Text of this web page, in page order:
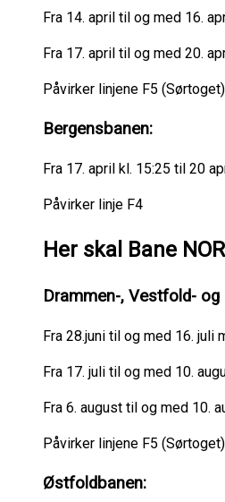
Fra 14. april til og med 16.
Fra 17. april til og med 20.
Påvirker linjene F5
Bergensbanen:
Fra 17. april kl. 15:25 til 20
Påvirker linje F4
Her skal Bane
Drammen-, Vestfold-
Fra 28.juni til og med 16. juli
Fra 17. juli til og med 10.
Fra 6. august til og med 10.
Påvirker linjene F5
Østfoldbanen: